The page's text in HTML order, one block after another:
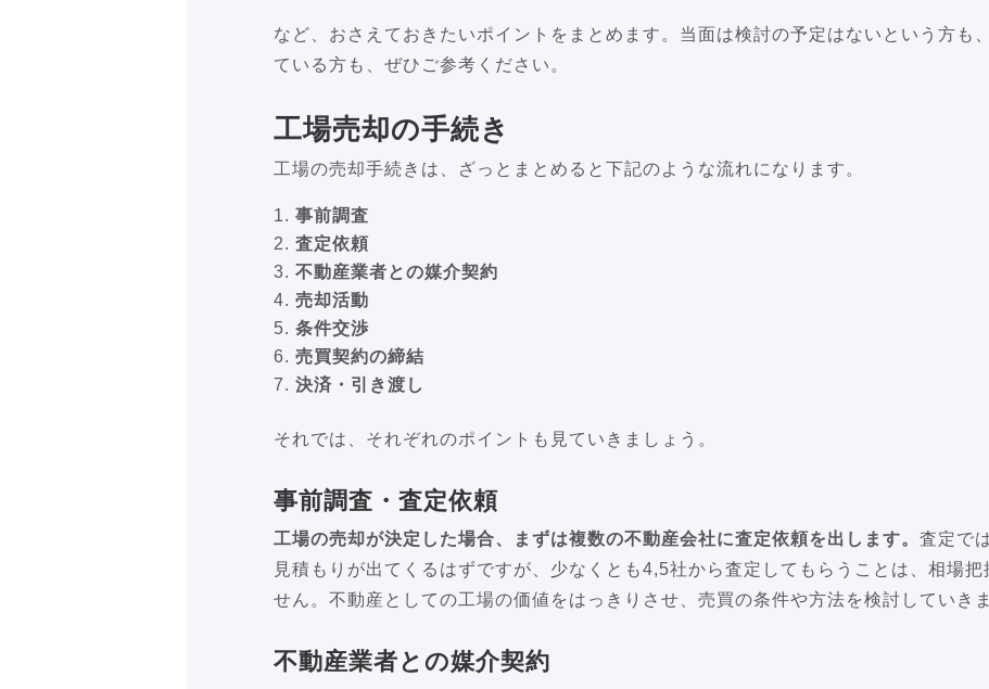
など、おさえておきたいポイントをまとめます。当面は検討の予定はないという方も
ている方も、ぜひご参考ください。
工場売却の手続き
工場の売却手続きは、ざっとまとめると下記のような流れになります。
事前調査
査定依頼
不動産業者との媒介契約
売却活動
条件交渉
売買契約の締結
決済・引き渡し
それでは、それぞれのポイントも見ていきましょう。
事前調査・査定依頼
工場の売却が決定した場合、まずは複数の不動産会社に査定依頼を出します。 査定で
見積もりが出てくるはずですが、少なくとも4,5社から査定してもらうことは、相場把
せん。不動産としての工場の価値をはっきりさせ、売買の条件や方法を検討していきま
不動産業者との媒介契約